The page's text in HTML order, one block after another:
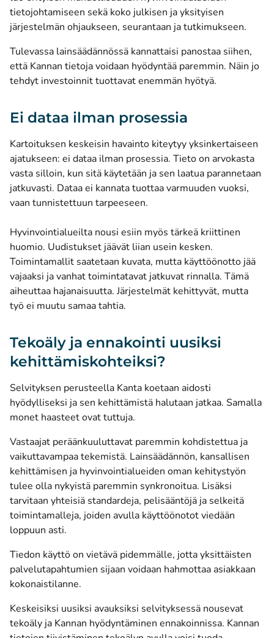
tietojohtamiseen sekä koko julkisen ja yksityisen
järjestelmän ohjaukseen, seurantaan ja tutkimukseen.
Tulevassa lainsäädännössä kannattaisi panostaa siihen,
että Kannan tietoja voidaan hyödyntää paremmin. Näin jo
tehdyt investoinnit tuottavat enemmän hyötyä.
Ei dataa ilman prosessia
Kartoituksen keskeisin havainto kiteytyy yksinkertaiseen
ajatukseen: ei dataa ilman prosessia. Tieto on arvokasta
vasta silloin, kun sitä käytetään ja sen laatua parannetaan
jatkuvasti. Dataa ei kannata tuottaa varmuuden vuoksi,
vaan tunnistettuun tarpeeseen.
Hyvinvointialueilta nousi esiin myös tärkeä kriittinen
huomio. Uudistukset jäävät liian usein kesken.
Toimintamallit saatetaan kuvata, mutta käyttöönotto jää
vajaaksi ja vanhat toimintatavat jatkuvat rinnalla. Tämä
aiheuttaa hajanaisuutta. Järjestelmät kehittyvät, mutta
työ ei muutu samaa tahtia.
Tekoäly ja ennakointi uusiksi
kehittämiskohteiksi?
Selvityksen perusteella Kanta koetaan aidosti
hyödylliseksi ja sen kehittämistä halutaan jatkaa. Samalla
monet haasteet ovat tuttuja.
Vastaajat peräänkuuluttavat paremmin kohdistettua ja
vaikuttavampaa tekemistä. Lainsäädännön, kansallisen
kehittämisen ja hyvinvointialueiden oman kehitystyön
tulee olla nykyistä paremmin synkronoitua. Lisäksi
tarvitaan yhteisiä standardeja, pelisääntöjä ja selkeitä
toimintamalleja, joiden avulla käyttöönotot viedään
loppuun asti.
Tiedon käyttö on vietävä pidemmälle, jotta yksittäisten
palvelutapahtumien sijaan voidaan hahmottaa asiakkaan
kokonaistilanne.
Keskeisiksi uusiksi avauksiksi selvityksessä nousevat
tekoäly ja Kannan hyödyntäminen ennakoinnissa. Kannan